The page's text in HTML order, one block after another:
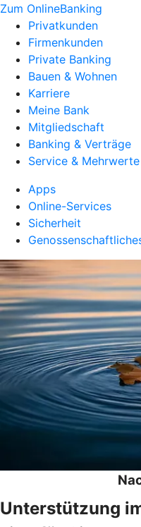
Zum OnlineBanking
Privatkunden
Firmenkunden
Private Banking
Bauen & Wohnen
Karriere
Meine Bank
Mitgliedschaft
Banking & Verträge
Service & Mehrwerte
Apps
Online-Services
Sicherheit
Unterstützung